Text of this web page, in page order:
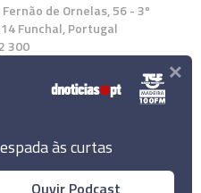
Fernão de Ornelas, 56 - 3º
Funchal, Portugal
300
App
às curtas
Ouvir Podcast
×